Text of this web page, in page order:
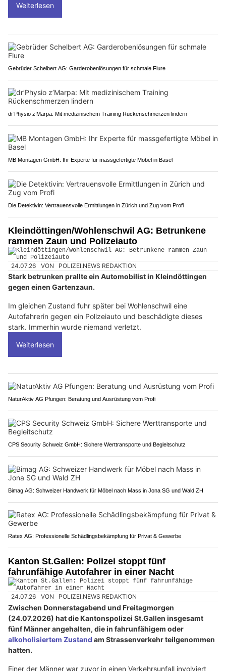
Weiterlesen
Gebrüder Schelbert AG: Garderobenlösungen für schmale Flure
dr’Physio z’Marpa: Mit medizinischem Training Rückenschmerzen lindern
MB Montagen GmbH: Ihr Experte für massgefertigte Möbel in Basel
Die Detektivin: Vertrauensvolle Ermittlungen in Zürich und Zug vom Profi
Kleindöttingen/Wohlenschwil AG: Betrunkene
rammen Zaun und Polizeiauto
24.07.26 VON POLIZEI.NEWS REDAKTION
Stark betrunken prallte ein Automobilist in Kleindöttingen
gegen einen Gartenzaun.
Im gleichen Zustand fuhr später bei Wohlenschwil eine
Autofahrerin gegen ein Polizeiauto und beschädigte dieses
stark. Immerhin wurde niemand verletzt.
Weiterlesen
NaturAktiv AG Pfungen: Beratung und Ausrüstung vom Profi
CPS Security Schweiz GmbH: Sichere Werttransporte und Begleitschutz
Bimag AG: Schweizer Handwerk für Möbel nach Mass in Jona SG und Wald ZH
Ratex AG: Professionelle Schädlingsbekämpfung für Privat & Gewerbe
Kanton St.Gallen: Polizei stoppt fünf
fahrunfähige Autofahrer in einer Nacht
24.07.26 VON POLIZEI.NEWS REDAKTION
Zwischen Donnerstagabend und Freitagmorgen
(24.07.2026) hat die Kantonspolizei St.Gallen insgesamt
fünf Männer angehalten, die in fahrunfähigem oder
alkoholisiertem Zustand am Strassenverkehr teilgenommen
hatten.
Einer der Männer war zuvor in einen Verkehrsunfall involviert